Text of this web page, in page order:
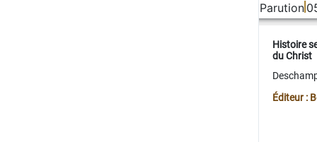
Parution
Histoire
du Christ
Éditeur :